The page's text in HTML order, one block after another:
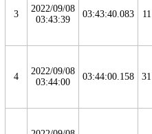
3
2022/09/08
03:43:39
03:43:40.083 11
4
2022/09/08
03:44:00
03:44:00.158 31